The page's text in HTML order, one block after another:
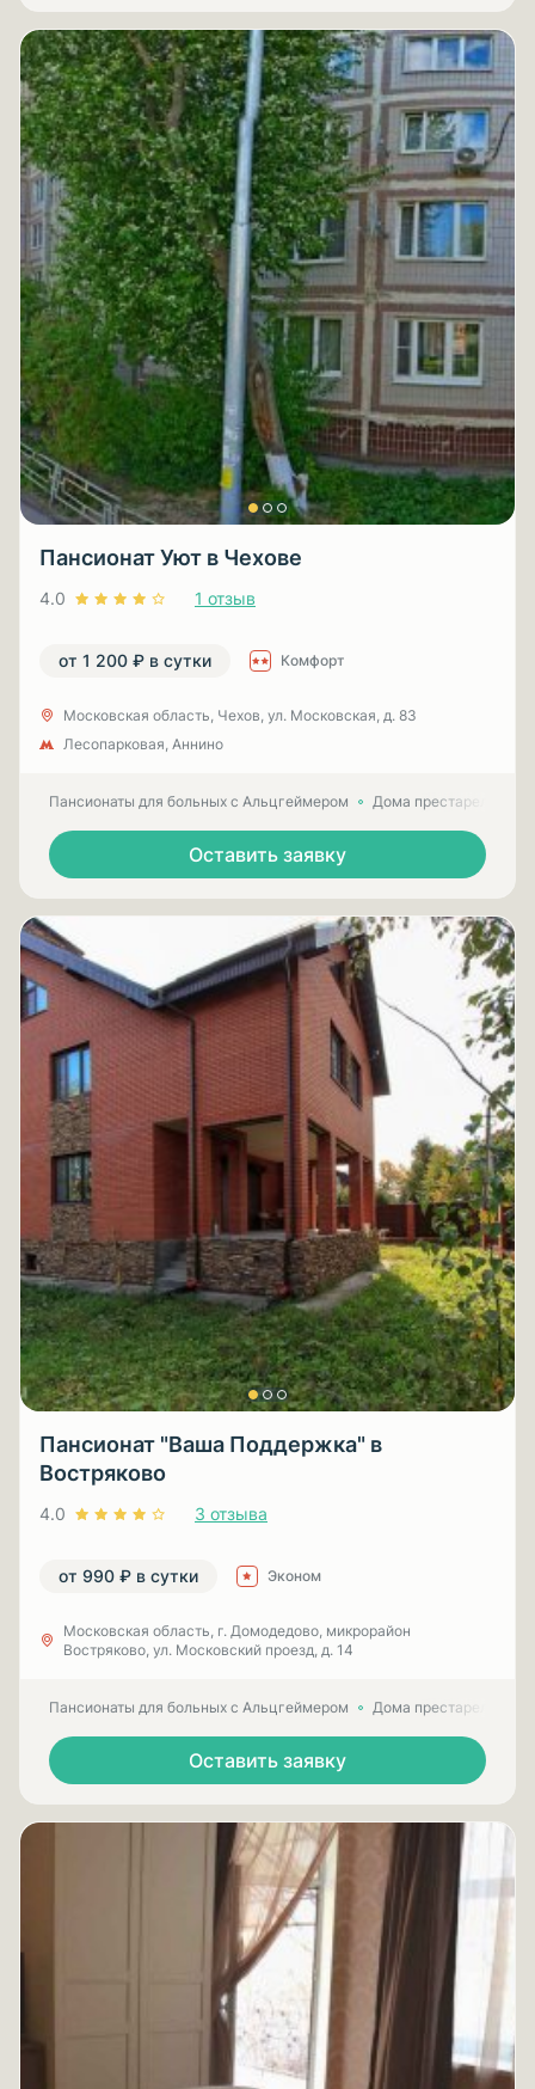
Пансионат Уют в Чехове
4.0 1 отзыв
от 1 200 ₽ в сутки Комфорт
Московская область, Чехов, ул. Московская, д. 83
Лесопарковая, Аннино
Пансионаты для больных с Альцгеймером Дома престарелых
Оставить заявку
Пансионат "Ваша Поддержка" в
Востряково
4.0 3 отзыва
от 990 ₽ в сутки Эконом
Московская область, г. Домодедово, микрорайон
Востряково, ул. Московский проезд, д. 14
Пансионаты для больных с Альцгеймером Дома престарелых
Оставить заявку